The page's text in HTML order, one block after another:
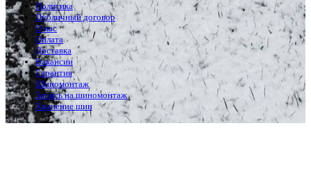
Политика
Публичный договор
О нас
Оплата
Доставка
Вакансии
Гарантия
Шиномонтаж
Запись на шиномонтаж
Хранение шин